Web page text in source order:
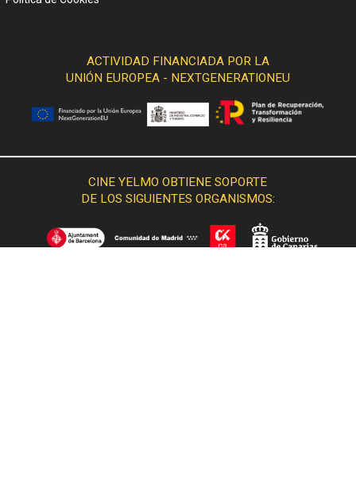
ACTIVIDAD FINANCIADA POR LA
UNIÓN EUROPEA - NEXTGENERATIONEU
CINE YELMO OBTIENE SOPORTE
DE LOS SIGUIENTES ORGANISMOS: